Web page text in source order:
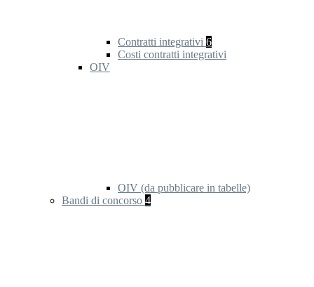
Contratti integrativi 6
Costi contratti integrativi
OIV
OIV (da pubblicare in tabelle)
Bandi di concorso 4